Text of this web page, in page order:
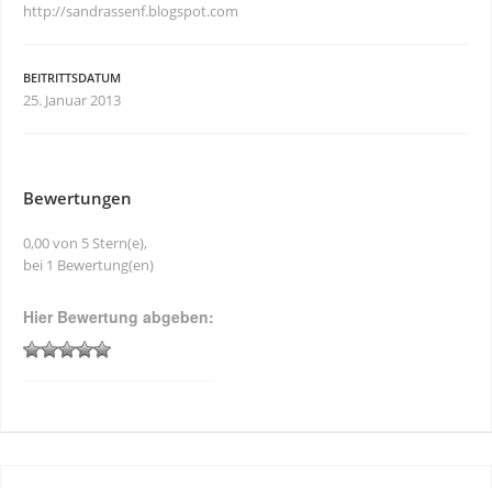
http://sandrassenf.blogspot.com
BEITRITTSDATUM
25. Januar 2013
Bewertungen
0,00 von 5 Stern(e),
bei 1 Bewertung(en)
Hier Bewertung abgeben: